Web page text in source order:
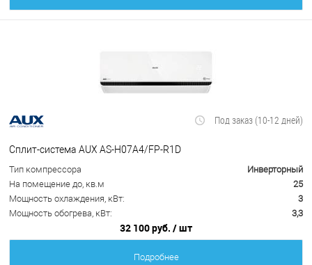
Под заказ (10-12 дней)
Сплит-система AUX AS-H07A4/FP-R1D
Тип компрессора
Инверторный
На помещение до, кв.м
25
Мощность охлаждения, кВт:
3
Мощность обогрева, кВт:
3,3
32 100 руб. / шт
Подробнее